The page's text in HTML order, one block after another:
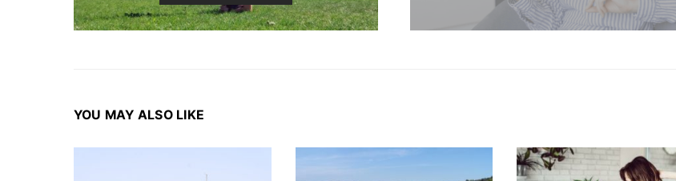
YOU MAY ALSO LIKE